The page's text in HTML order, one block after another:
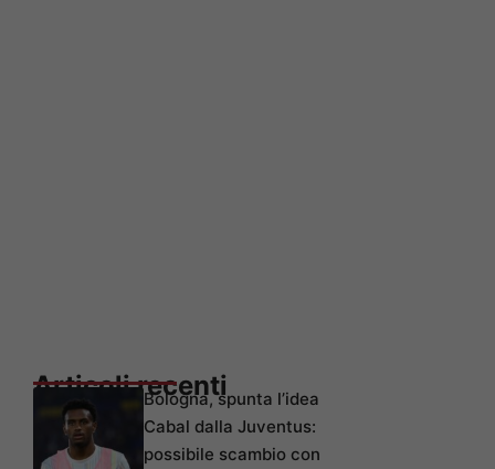
Articoli recentiBologna, spunta l’idea
Cabal dalla Juventus:
possibile scambio con